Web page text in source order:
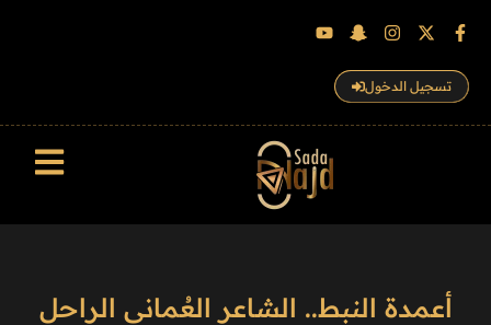
تسجيل الدخول
أعمدة النبط.. الشاعر العُماني الراحل